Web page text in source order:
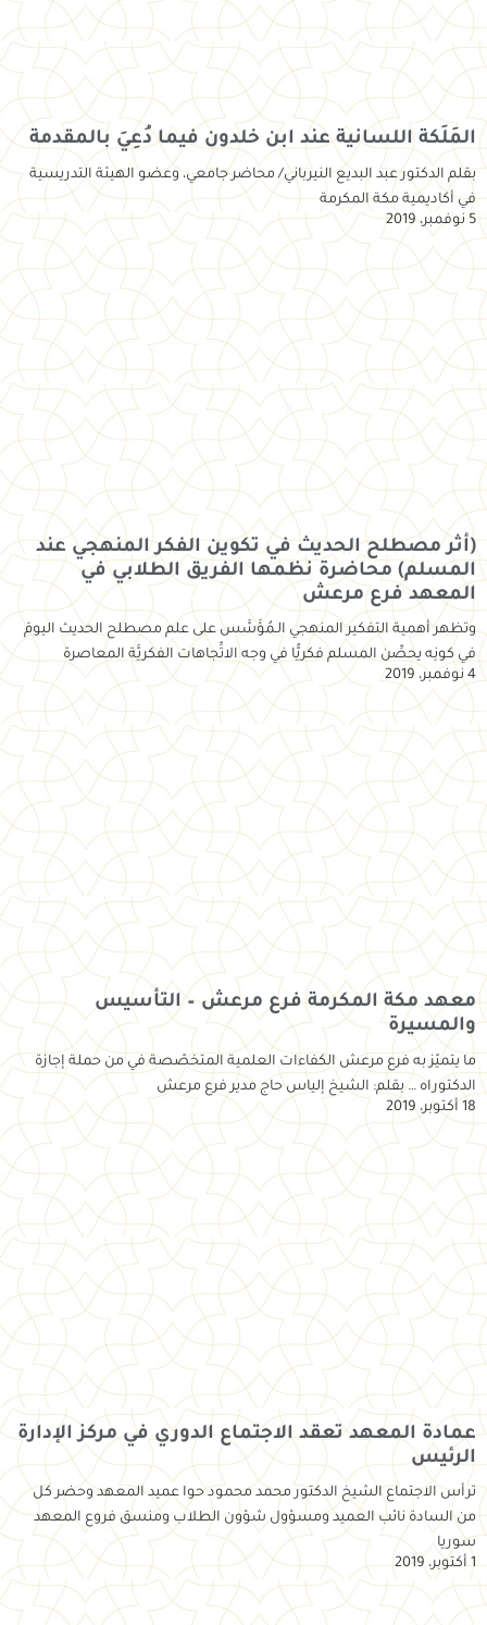
المَلَكة اللسانية عند ابن خلدون فيما دُعِيَ بالمقدمة
بقلم الدكتور عبد البديع النيرباني/ محاضر جامعي، وعضو الهيئة التدريسية
في أكاديمية مكة المكرمة
5 نوفمبر، 2019
(أثر مصطلح الحديث في تكوين الفكر المنهجي عند
المسلم) محاضرة نظمها الفريق الطلابي في
المعهد فرع مرعش
وتظهر أهمية التفكير المنهجي الـمُؤَسَّس على علم مصطلح الحديث اليومَ
في كونِه يحصِّن المسلم فكريًّا في وجه الاتِّجاهات الفكريَّة المعاصرة
4 نوفمبر، 2019
معهد مكة المكرمة فرع مرعش – التأسيس
والمسيرة
ما يتميّز به فرع مرعش الكفاءات العلمية المتخصّصة في من حملة إجازة
الدكتوراه … بقلم: الشيخ إلياس حاج مدير فرع مرعش
18 أكتوبر، 2019
عمادة المعهد تعقد الاجتماع الدوري في مركز الإدارة
الرئيس
ترأس الاجتماع الشيخ الدكتور محمد محمود حوا عميد المعهد وحضر كل
من السادة نائب العميد ومسؤول شؤون الطلاب ومنسق فروع المعهد
سوريا
1 أكتوبر، 2019